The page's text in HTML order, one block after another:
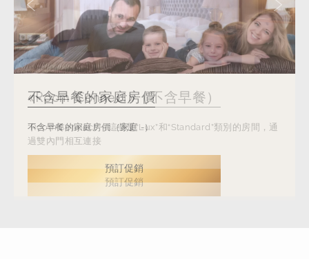
上一張幻燈片
«Room Connect»（不含早餐）
“Room Connect” - 這些是“Lux”和“Standard”類別的房間，通
過雙內門相互連接
預訂促銷
不含早餐的家庭房價
不含早餐的家庭房價（家庭 -）
預訂促銷
«Room Connect»（不含早餐）
“Room Connect” - 這些是“Lux”和“Standard”類別的房間，通
過雙內門相互連接
預訂促銷
不含早餐的家庭房價
不含早餐的家庭房價（家庭 -）
預訂促銷
下一張